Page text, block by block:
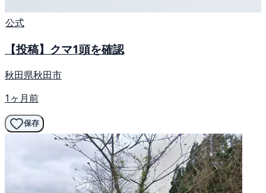
公式
【投稿】クマ1頭を確認
秋田県秋田市
1ヶ月前
保存